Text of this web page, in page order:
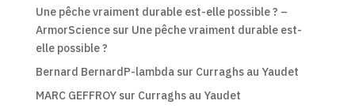
Une pêche vraiment durable est-elle possible ? –
ArmorSciencesur Une pêche vraiment durable est-
elle possible ?
Bernard BernardP-lambdasur Curraghs au Yaudet
MARC GEFFROYsur Curraghs au Yaudet